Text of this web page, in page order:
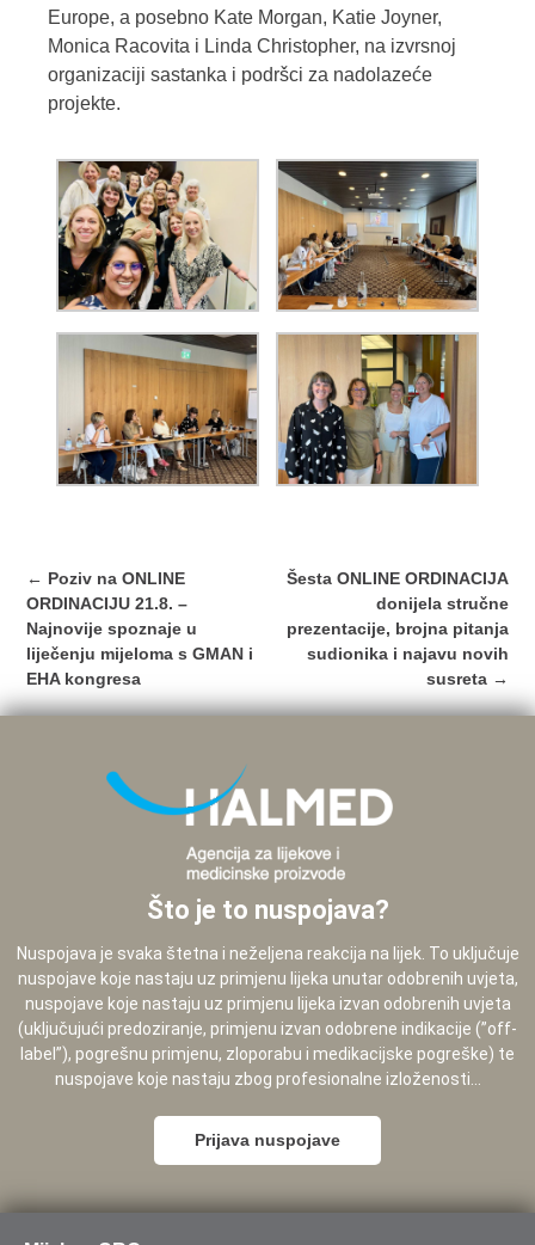
Europe, a posebno Kate Morgan, Katie Joyner,
Monica Racovita i Linda Christopher, na izvrsnoj
organizaciji sastanka i podršci za nadolazeće
projekte.
Post
navigation
← Poziv na ONLINE
ORDINACIJU 21.8. –
Najnovije spoznaje u
liječenju mijeloma s GMAN i
EHA kongresa
Šesta ONLINE ORDINACIJA
donijela stručne
prezentacije, brojna pitanja
sudionika i najavu novih
susreta →
Što je to nuspojava?
Nuspojava je svaka štetna i neželjena reakcija na lijek. To uključuje
nuspojave koje nastaju uz primjenu lijeka unutar odobrenih uvjeta,
nuspojave koje nastaju uz primjenu lijeka izvan odobrenih uvjeta
(uključujući predoziranje, primjenu izvan odobrene indikacije (”off-
label”), pogrešnu primjenu, zloporabu i medikacijske pogreške) te
nuspojave koje nastaju zbog profesionalne izloženosti...
Prijava nuspojave